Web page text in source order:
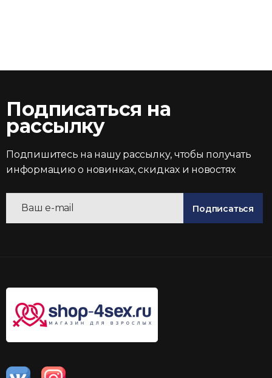
Подписаться на
рассылку
Подпишитесь на нашу рассылку, чтобы получать
информацию о новинках, скидках и новостях
Подписаться